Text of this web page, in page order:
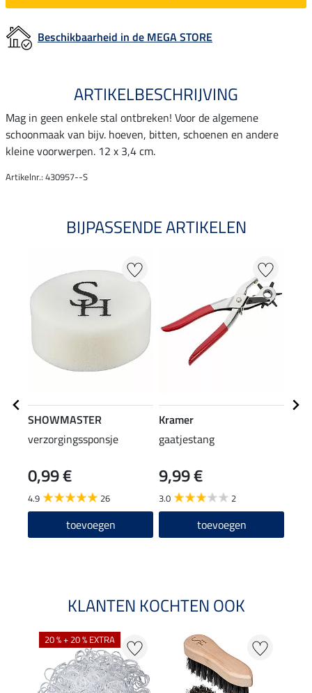
Beschikbaarheid in de MEGA STORE
ARTIKELBESCHRIJVING
Mag in geen enkele stal ontbreken! Voor de algemene
schoonmaak van bijv. hoeven, bitten, schoenen en andere
kleine voorwerpen. 12 x 3,4 cm.
Artikelnr.: 430957--S
BIJPASSENDE ARTIKELEN
SHOWMASTER
verzorgingssponsje
0,99 €
4.9 26
toevoegen
Kramer
gaatjestang
9,99 €
3.0 2
toevoegen
KLANTEN KOCHTEN OOK
20 % + 20 % EXTRA